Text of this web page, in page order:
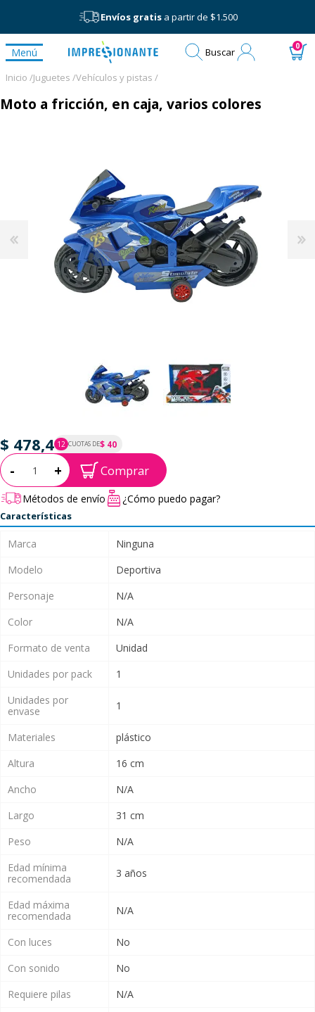
Envíos gratisa partir de $1.500
Menú Buscar 0
Inicio /Juguetes /Vehículos y pistas /
Moto a fricción, en caja, varios colores
$ 478,4 12 CUOTAS DE$ 40
P.T.F. $ 478
Cantidad:
- + Comprar
Métodos de envío ¿Cómo puedo pagar?
Características
Marca
Ninguna
Modelo
Deportiva
Personaje
N/A
Color
N/A
Formato de venta
Unidad
Unidades por pack
1
Unidades por
envase
1
Materiales
plástico
Altura
16 cm
Ancho
N/A
Largo
31 cm
Peso
N/A
Edad mínima
recomendada
3 años
Edad máxima
recomendada
N/A
Con luces
No
Con sonido
No
Requiere pilas
N/A